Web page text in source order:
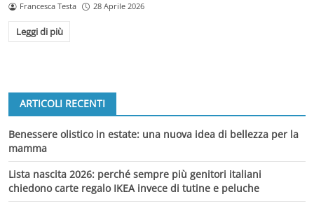
Francesca Testa 28 Aprile 2026
Leggi di più
ARTICOLI RECENTI
Benessere olistico in estate: una nuova idea di bellezza per la
mamma
Lista nascita 2026: perché sempre più genitori italiani
chiedono carte regalo IKEA invece di tutine e peluche